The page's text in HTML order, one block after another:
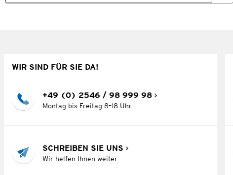
WIR SIND FÜR SIE DA!
+49 (0) 2546 / 98 999 98
Montag bis Freitag 8–18 Uhr
SCHREIBEN SIE UNS
Wir helfen Ihnen weiter